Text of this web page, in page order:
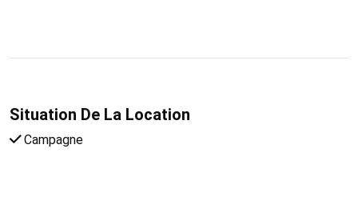
Situation De La Location
Campagne